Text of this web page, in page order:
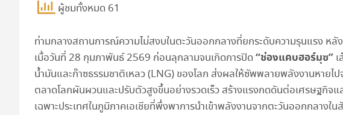
ผู้ชมทั้งหมด 61
ท่ามกลางสถานการณ์ความไม่สงบในตะวันออกกลางที่ยกระดับความรุนแรง หลั
เมื่อวันที่ 28 กุมภาพันธ์ 2569 ก่อนลุกลามจนเกิดการปิด “ช่องแคบฮอร์มุซ”
น้ำมันและก๊าซธรรมชาติเหลว (LNG) ของโลก ส่งผลให้ซัพพลายพลังงานหายไ
ตลาดโลกผันผวนและปรับตัวสูงขึ้นอย่างรวดเร็ว สร้างแรงกดดันต่อเศรษฐกิจแ
เฉพาะประเทศในภูมิภาคเอเชียที่พึ่งพาการนำเข้าพลังงานจากตะวันออกกลางใ